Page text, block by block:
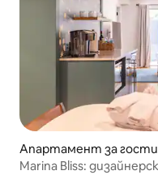
Апартамент за
Marina Bliss: